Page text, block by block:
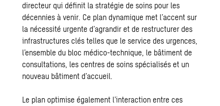
directeur qui définit la stratégie de soins pour les
décennies à venir. Ce plan dynamique met l’accent sur
la nécessité urgente d’agrandir et de restructurer des
infrastructures clés telles que le service des urgences,
l’ensemble du bloc médico-technique, le bâtiment de
consultations, les centres de soins spécialisés et un
nouveau bâtiment d’accueil.
Le plan optimise également l’interaction entre ces